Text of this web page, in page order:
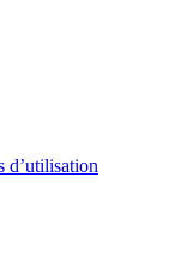
d’utilisation